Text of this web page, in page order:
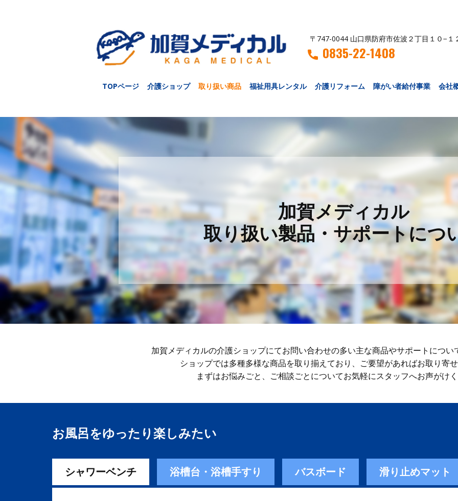
〒747-0044 山口県防府市佐波２丁目１０−１
0835-22-1408
TOPページ 介護ショップ 取り扱い商品 福祉用具レンタル 介護リフォーム 障がい者給付事業 会社
加賀メディカル
取り扱い製品・サポートにつ
加賀メディカルの介護ショップにてお問い合わせの多い主な商品やサポートについ
ショップでは多種多様な商品を取り揃えており、ご要望があればお取り寄
まずはお悩みごと、ご相談ごとについてお気軽にスタッフへお声がけ
お風呂をゆったり楽しみ​たい
シャワーベンチ 浴槽台・浴槽手すり バスボード 滑り止めマット